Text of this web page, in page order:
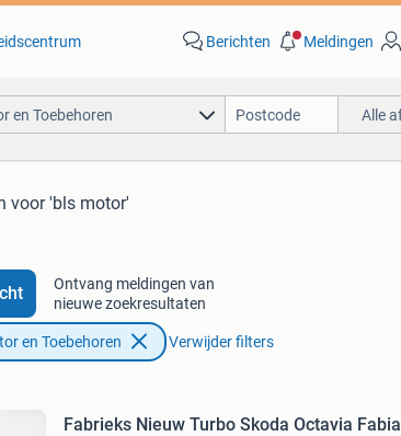
Berichten Meldingen
en Toebehoren Alle
voor 'bls motor'
Ontvang meldingen van
nieuwe zoekresultaten
en Toebehoren Verwijder filters
Fabrieks Nieuw Turbo Skoda Octavia Fabia